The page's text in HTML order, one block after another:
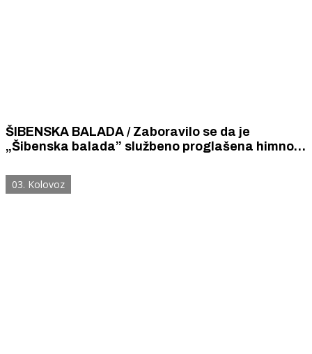
ŠIBENSKA BALADA / Zaboravilo se da je
„Šibenska balada” službeno proglašena himnom
izvedena nikada i ni u jednoj prigodi.
03. Kolovoz